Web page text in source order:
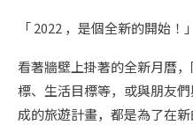
「 2022 ，是個全新的開始！」
看著牆壁上掛著的全新月曆
標、生活目標等，或與朋友
成的旅遊計畫，都是為了在